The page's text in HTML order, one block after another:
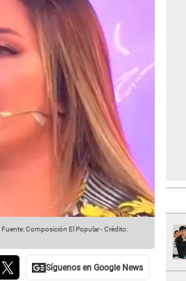
Fuente: Composición El Popular-Crédito: